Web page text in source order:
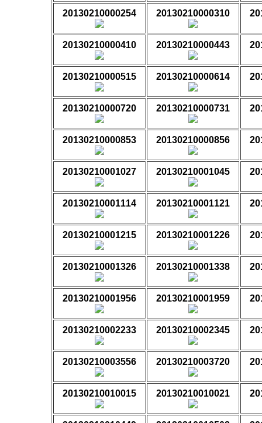
20130210000254 20130210000310
20130210000410 20130210000443
20130210000515 20130210000614
20130210000720 20130210000731
20130210000853 20130210000856
20130210001027 20130210001045
20130210001114 20130210001121
20130210001215 20130210001226
20130210001326 20130210001338
20130210001956 20130210001959
20130210002233 20130210002345
20130210003556 20130210003720
20130210010015 20130210010021